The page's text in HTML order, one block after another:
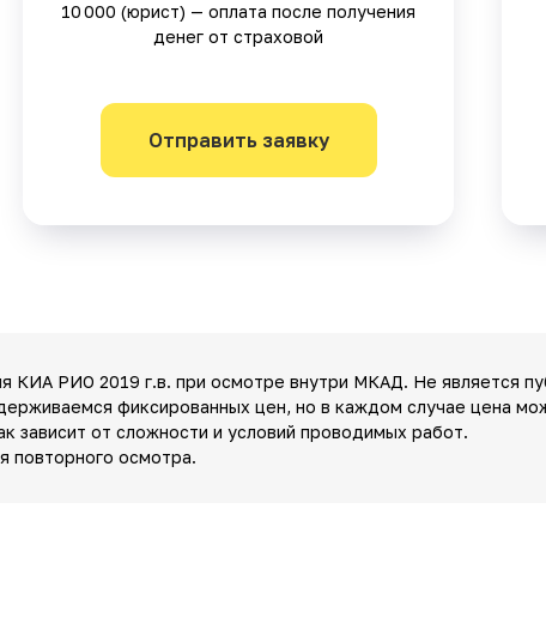
10 000 (юрист) — оплата после получения
денег от страховой
Отправить заявку
КИА РИО 2019 г.в. при осмотре внутри МКАД. Не является
фиксированных цен, но в каждом случае цена
зависит от сложности и условий проводимых работ.
повторного осмотра.